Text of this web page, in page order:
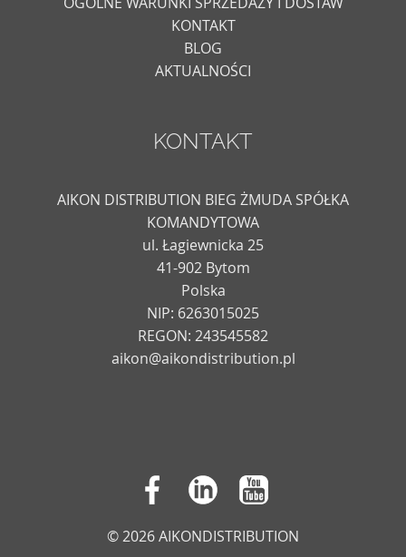
KONTAKT
BLOG
AKTUALNOŚCI
KONTAKT
AIKON DISTRIBUTION BIEG ŻMUDA SPÓŁKA
KOMANDYTOWA
ul. Łagiewnicka 25
41-902 Bytom
Polska
NIP: 6263015025
REGON: 243545582
aikon@aikondistribution.pl
© 2026 AIKONDISTRIBUTION